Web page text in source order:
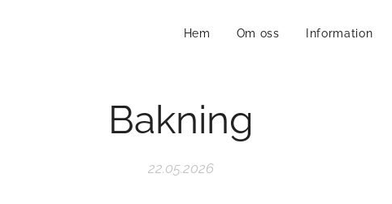
Hem Om oss Information
Bakning
22.05.2026